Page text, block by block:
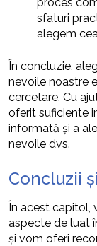
sfaturi
alegem
În concluzie,
nevoile noastre
cercetare. Cu
oferit suficiente
informată și a
nevoile dvs.
Concluzii
În acest capitol,
aspecte de luat
și vom oferi